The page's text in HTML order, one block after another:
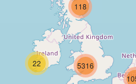
22
118
5316